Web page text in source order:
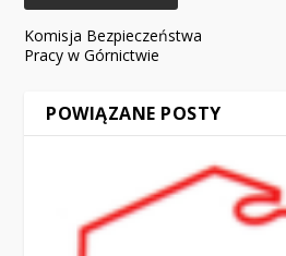
Komisja Bezpieczeństwa
Pracy w Górnictwie
POWIĄZANE POSTY